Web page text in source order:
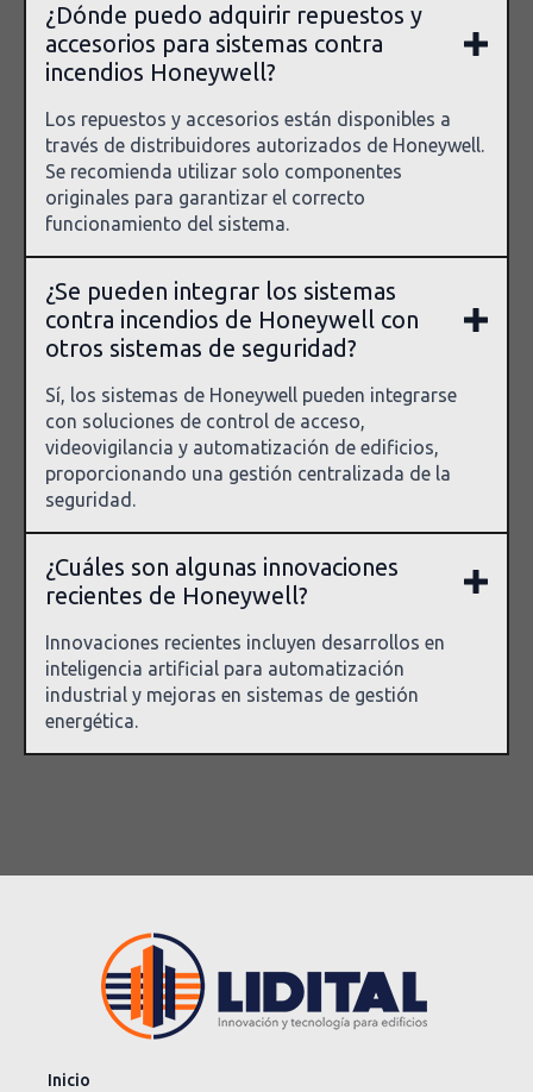
¿Dónde puedo adquirir repuestos y
accesorios para sistemas contra
incendios Honeywell?
Los repuestos y accesorios están disponibles a
través de distribuidores autorizados de Honeywell.
Se recomienda utilizar solo componentes
originales para garantizar el correcto
funcionamiento del sistema.
¿Se pueden integrar los sistemas
contra incendios de Honeywell con
otros sistemas de seguridad?
Sí, los sistemas de Honeywell pueden integrarse
con soluciones de control de acceso,
videovigilancia y automatización de edificios,
proporcionando una gestión centralizada de la
seguridad.
¿Cuáles son algunas innovaciones
recientes de Honeywell?
Innovaciones recientes incluyen desarrollos en
inteligencia artificial para automatización
industrial y mejoras en sistemas de gestión
energética.
Inicio